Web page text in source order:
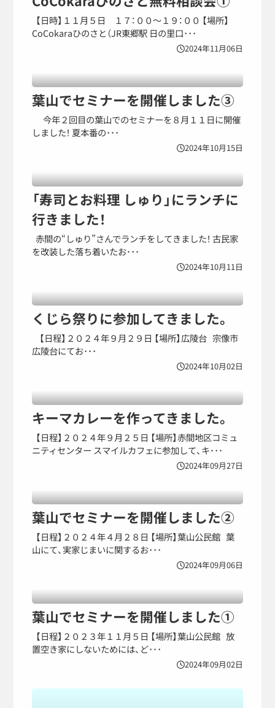
2024年11月06日
【日時】１１月５日 １７：００～１９：００ 【場所】
CoCokaraひのさと（JR東郷駅 日の里口･･･
葉山でセミナーを開催しました③
2024年10月15日
今年２回目の葉山でのセミナーを８月１１日に開催
しました！ 夏本番の･･･
「寿司とお料理 しゅり」にランチに
行きました！
2024年10月11日
赤間の“しゅり”さんでランチをしてきました！ 古民家
を改装した落ち着いたお･･･
くじら祭りに参加してきました。
2024年10月02日
【日程】２０２４年９月２９日 【場所】広陵台 宗像市
広陵台にてお･･･
キーマカレーを作ってきました。
2024年09月27日
【日程】２０２４年９月２５日 【場所】赤間地区コミュ
ニティセンター スマイルカフェに参加して、キ･･･
葉山でセミナーを開催しました②
2024年09月06日
【日程】２０２４年４月２８日 【場所】葉山公民館 葉
山にて、実家じまいに関するお･･･
葉山でセミナーを開催しました①
2024年09月02日
【日程】２０２３年１１月５日 【場所】葉山公民館 放
置空き家にしないためには、ど･･･